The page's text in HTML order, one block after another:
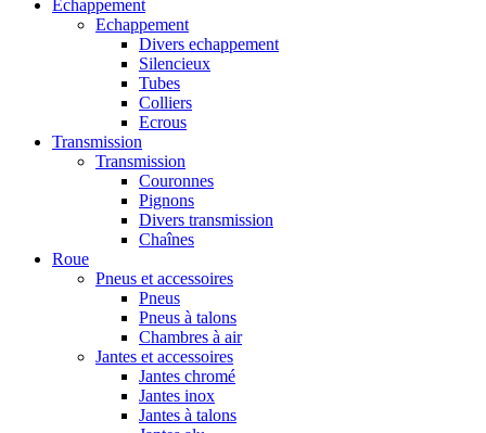
Echappement
Echappement
Divers echappement
Silencieux
Tubes
Colliers
Ecrous
Transmission
Transmission
Couronnes
Pignons
Divers transmission
Chaînes
Roue
Pneus et accessoires
Pneus
Pneus à talons
Chambres à air
Jantes et accessoires
Jantes chromé
Jantes inox
Jantes à talons